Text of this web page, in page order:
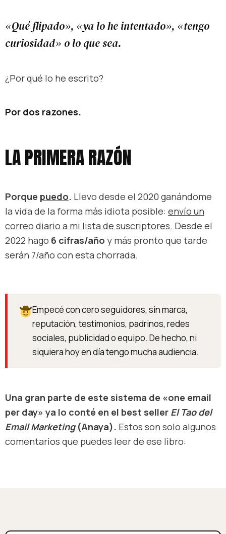
«Qué flipado», «ya lo he intentado», «tengo
curiosidad» o lo que sea.
¿Por qué lo he escrito?
Por dos razones.
LA PRIMERA RAZÓN
Porque puedo. Llevo desde el 2020 ganándome
la vida de la forma más idiota posible: envío un
correo diario a mi lista de suscriptores. Desde el
2022 hago 6 cifras/año y más pronto que tarde
serán 7/año con esta chorrada.
Empecé con cero seguidores, sin marca,
reputación, testimonios, padrinos, redes
sociales, publicidad o equipo. De hecho, ni
siquiera hoy en día tengo mucha audiencia.
Una gran parte de este sistema de «one email
per day» ya lo conté en el best seller El Tao del
Email Marketing(Anaya). Estos son solo algunos
comentarios que puedes leer de ese libro: